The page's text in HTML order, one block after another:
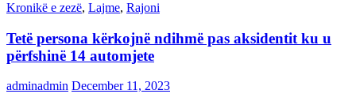
Kronikë e zezë, Lajme, Rajoni
Tetë persona kërkojnë ndihmë pas aksidentit ku u
përfshinë 14 automjete
adminadmin December 11, 2023